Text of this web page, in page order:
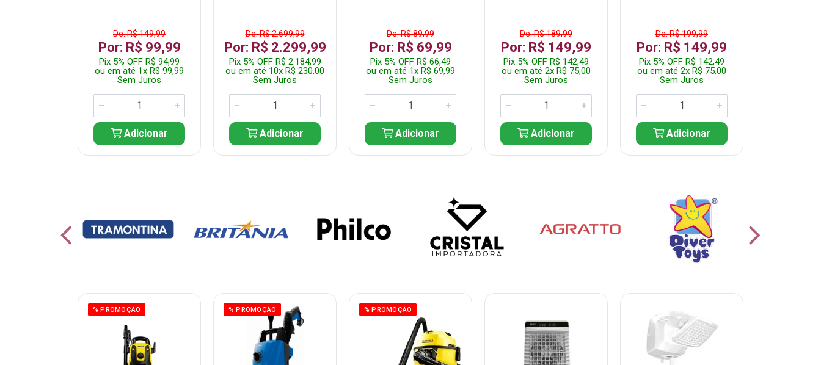
De: R$ 149,99
Por: R$ 99,99
Pix 5% OFF R$ 94,99
ou em até 1x R$ 99,99
Sem Juros
Adicionar
De: R$ 2.699,99
Por: R$ 2.299,99
Pix 5% OFF R$ 2.184,99
ou em até 10x R$ 230,00
Sem Juros
Adicionar
De: R$ 89,99
Por: R$ 69,99
Pix 5% OFF R$ 66,49
ou em até 1x R$ 69,99
Sem Juros
Adicionar
De: R$ 189,99
Por: R$ 149,99
Pix 5% OFF R$ 142,49
ou em até 2x R$ 75,00
Sem Juros
Adicionar
De: R$ 199,99
Por: R$ 149,99
Pix 5% OFF R$ 142,49
ou em até 2x R$ 75,00
Sem Juros
Adicionar
% PROMOÇÃO % PROMOÇÃO % PROMOÇÃO